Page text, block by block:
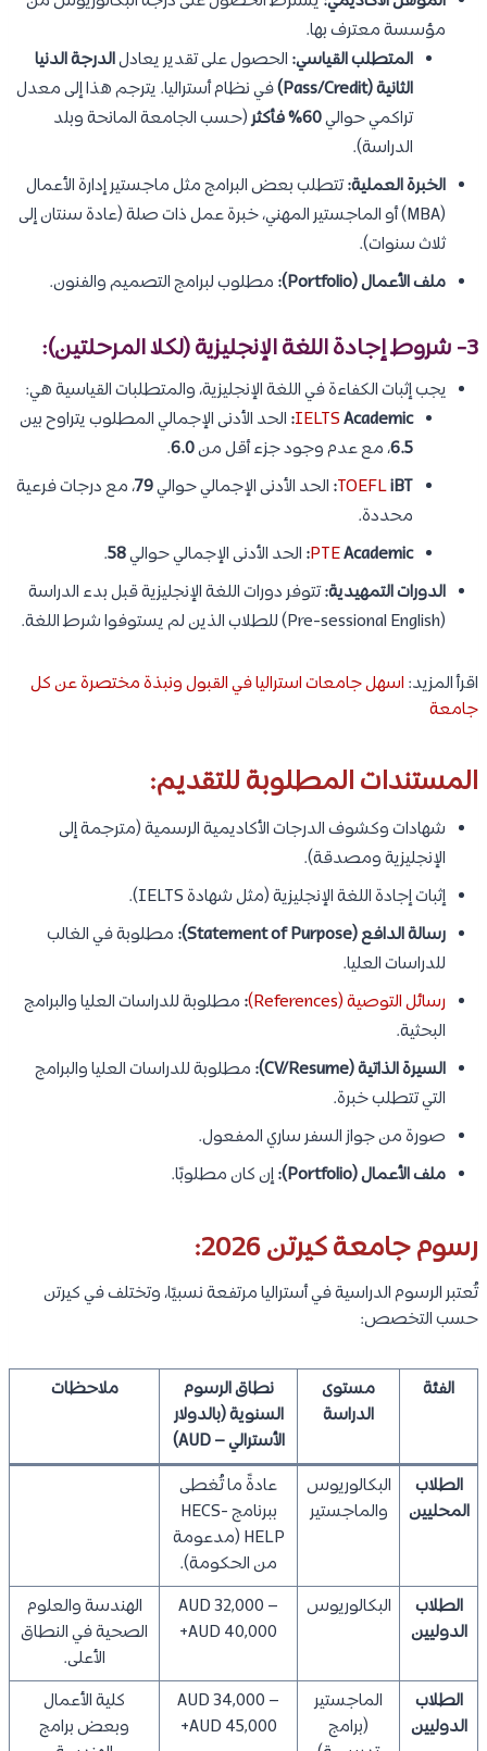
مؤسسة معترف بها.
المتطلب القياسي: الحصول على تقدير يعادلالدرجة الدنيا
الثانية (Pass/Credit)
في نظام أستراليا. يترجم هذا إلى معدل
تراكمي حوالي60% فأكثر
(حسب الجامعة المانحة وبلد
الدراسة).
الخبرة العملية:تتطلب بعض البرامج مثل ماجستير إدارة الأعمال
(MBA) أو الماجستير المهني، خبرة عمل ذات صلة (عادة سنتان إلى
ثلاث سنوات).
ملف الأعمال (Portfolio):
مطلوب لبرامج التصميم والفنون.
3- شروط إجادة اللغة الإنجليزية (لكلا المرحلتين):
يجب إثبات الكفاءة في اللغة الإنجليزية، والمتطلبات القياسية هي:
IELTSAcademic:
الحد الأدنى الإجمالي المطلوب يتراوح بين
6.5، مع عدم وجود جزء أقل من6.0
.
TOEFLiBT: الحد الأدنى الإجمالي حوالي79، مع درجات فرعية
محددة.
PTEAcademic: الحد الأدنى الإجمالي حوالي58
.
الدورات التمهيدية:تتوفر دورات اللغة الإنجليزية قبل بدء الدراسة
(Pre-sessional English) للطلاب الذين لم يستوفوا شرط اللغة.
اقرأ المزيد: اسهل جامعات استراليا في القبول ونبذة مختصرة عن كل
جامعة
المستندات المطلوبة للتقديم:
شهادات وكشوف الدرجات الأكاديمية الرسمية (مترجمة إلى
الإنجليزية ومصدقة).
إثبات إجادة اللغة الإنجليزية (مثل شهادة IELTS).
رسالة الدافع (Statement of Purpose):
مطلوبة في الغالب
للدراسات العليا.
رسائل التوصية (References)
: مطلوبة للدراسات العليا والبرامج
البحثية.
السيرة الذاتية (CV/Resume):
مطلوبة للدراسات العليا والبرامج
التي تتطلب خبرة.
صورة من جواز السفر ساري المفعول.
ملف الأعمال (Portfolio):
إن كان مطلوبًا.
رسوم جامعة كيرتن 2026:
تُعتبر الرسوم الدراسية في أستراليا مرتفعة نسبيًا، وتختلف في كيرتن
حسب التخصص:
الفئة
مستوى
الدراسة
نطاق الرسوم
السنوية (بالدولار
الأسترالي – AUD)
ملاحظات
الطلاب
المحليين
البكالوريوس
والماجستير
عادةً ما تُغطى
ببرنامج HECS-
HELP (مدعومة
من الحكومة).
الطلاب
الدوليين
البكالوريوس
AUD 32,000 –
AUD 40,000+
الهندسة والعلوم
الصحية في النطاق
الأعلى.
الطلاب
الدوليين
الماجستير
(برامج
AUD 34,000 –
AUD 45,000+
كلية الأعمال
وبعض برامج